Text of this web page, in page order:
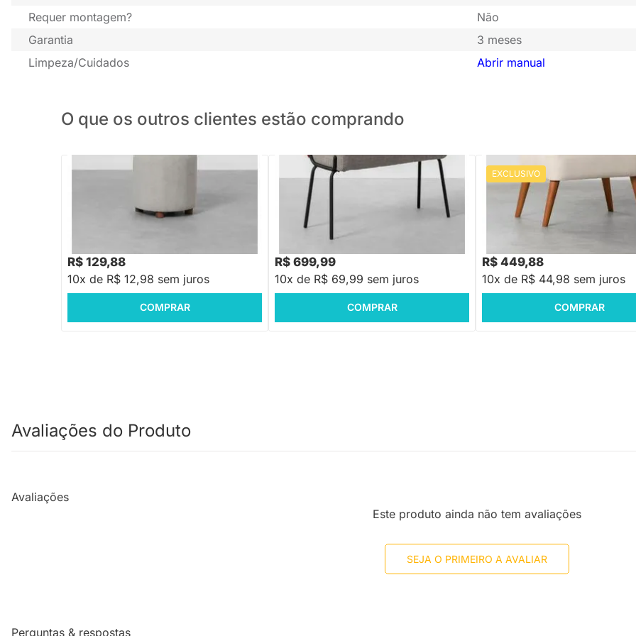
Requer montagem?
Não
Garantia
3 meses
Limpeza/Cuidados
Abrir manual
O que os outros clientes estão comprando
R$ 129,88
10x de R$ 12,98 sem juros
COMPRAR
PRONTA ENTREGA
Puff May Tricô - Castor
R$ 699,99
10x de R$ 69,99 sem juros
COMPRAR
EXCLUSIVO PRONTA ENTREGA
Puff Ginga Trenddie - Cru
R$ 449,88
10x de R$ 44,98 sem juros
COMPRAR
Avaliações do Produto
Avaliações
Este produto ainda não tem avaliações
SEJA O PRIMEIRO A AVALIAR
Perguntas & respostas